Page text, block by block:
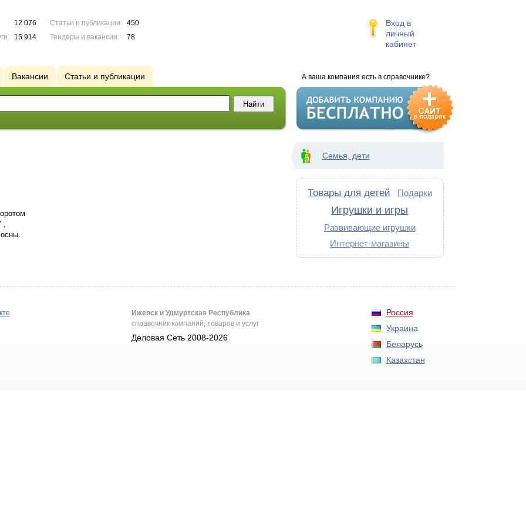
12 076
15 914
Статьи и публикации:
450
Тендеры и вакансии:
78
Вход в
личный
кабинет
А ваша компания есть в справочнике?
Вакансии Статьи и публикации
,
Семья, дети
Товары для детей Подарки
Игрушки и игры
Развивающие игрушки
Интернет-магазины
Россия
Украина
Беларусь
Казахстан
Ижевск и Удмуртская Республика
справочник компаний, товаров и услуг
Деловая Сеть 2008-2026